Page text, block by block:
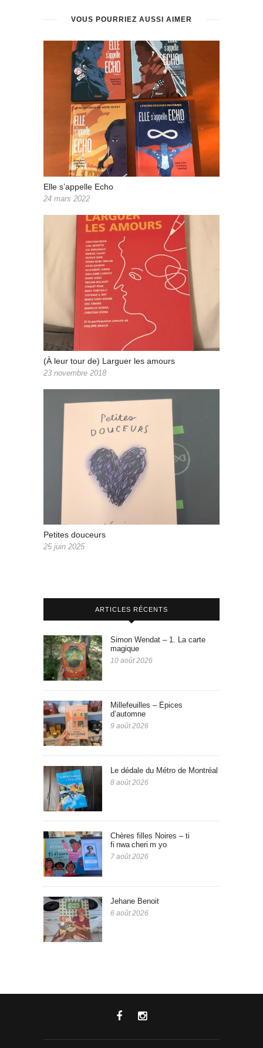
VOUS POURRIEZ AUSSI AIMER
Elle s’appelle Echo
24 mars 2022
(À leur tour de) Larguer les amours
23 novembre 2018
Petites douceurs
25 juin 2025
ARTICLES RÉCENTS
Simon Wendat – 1. La carte
magique
10 août 2026
Millefeuilles – Épices
d’automne
9 août 2026
Le dédale du Métro de Montréal
8 août 2026
Chères filles Noires – ti
fi nwa cheri m yo
7 août 2026
Jehane Benoit
6 août 2026